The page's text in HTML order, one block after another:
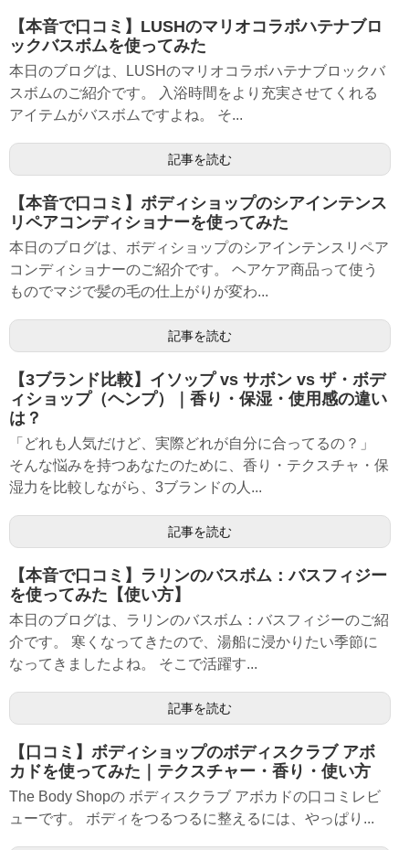
【本音で口コミ】LUSHのマリオコラボハテナブロ
ックバスボムを使ってみた
本日のブログは、LUSHのマリオコラボハテナブロックバ
スボムのご紹介です。 入浴時間をより充実させてくれる
アイテムがバスボムですよね。 そ...
記事を読む
【本音で口コミ】ボディショップのシアインテンス
リペアコンディショナーを使ってみた
本日のブログは、ボディショップのシアインテンスリペア
コンディショナーのご紹介です。 ヘアケア商品って使う
ものでマジで髪の毛の仕上がりが変わ...
記事を読む
【3ブランド比較】イソップ vs サボン vs ザ・ボデ
ィショップ（ヘンプ）｜香り・保湿・使用感の違い
は？
「どれも人気だけど、実際どれが自分に合ってるの？」
そんな悩みを持つあなたのために、香り・テクスチャ・保
湿力を比較しながら、3ブランドの人...
記事を読む
【本音で口コミ】ラリンのバスボム：バスフィジー
を使ってみた【使い方】
本日のブログは、ラリンのバスボム：バスフィジーのご紹
介です。 寒くなってきたので、湯船に浸かりたい季節に
なってきましたよね。 そこで活躍す...
記事を読む
【口コミ】ボディショップのボディスクラブ アボ
カドを使ってみた｜テクスチャー・香り・使い方
The Body Shopの ボディスクラブ アボカドの口コミレビ
ューです。 ボディをつるつるに整えるには、やっぱり...